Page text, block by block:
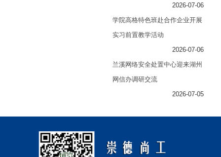
2026-07-06
学院高格特色班赴合作企业开展
实习前置教学活动
2026-07-06
兰溪网络安全处置中心迎来湖州
网信办调研交流
2026-07-05